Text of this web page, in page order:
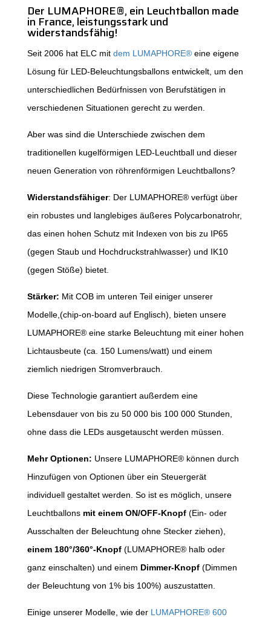
Der LUMAPHORE®, ein Leuchtballon made
in France, leistungsstark und
widerstandsfähig!
Seit 2006 hat ELC mit dem LUMAPHORE®eine eigene
Lösung für LED-Beleuchtungsballons entwickelt, um den
unterschiedlichen Bedürfnissen von Berufstätigen in
verschiedenen Situationen gerecht zu werden.
Aber was sind die Unterschiede zwischen dem
traditionellen kugelförmigen LED-Leuchtball und dieser
neuen Generation von röhrenförmigen Leuchtballons?
Widerstandsfähiger: Der LUMAPHORE® verfügt über
ein robustes und langlebiges äußeres Polycarbonatrohr,
das einen hohen Schutz mit Indexen von bis zu IP65
(gegen Staub und Hochdruckstrahlwasser) und IK10
(gegen Stöße) bietet.
Stärker: Mit COB im unteren Teil einiger unserer
Modelle,(chip-on-board auf Englisch), bieten unsere
LUMAPHORE® eine starke Beleuchtung mit einer hohen
Lichtausbeute (ca. 150 Lumens/watt) und einem
ziemlich niedrigen Stromverbrauch.
Diese Technologie garantiert außerdem eine
Lebensdauer von bis zu 50 000 bis 100 000 Stunden,
ohne dass die LEDs ausgetauscht werden müssen.
Mehr Optionen: Unsere LUMAPHORE® können durch
Hinzufügen von Optionen über ein Steuergerät
individuell gestaltet werden. So ist es möglich, unsere
Leuchtballons mit einem ON/OFF-Knopf(Ein- oder
Ausschalten der Beleuchtung ohne Stecker ziehen),
einem 180°/360°-Knopf(LUMAPHORE® halb oder
ganz einschalten) und einem Dimmer-Knopf(Dimmen
der Beleuchtung von 1% bis 100%) auszustatten.
Einige unserer Modelle, wie der LUMAPHORE® 600